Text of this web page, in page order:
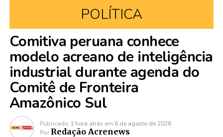
POLÍTICA
Comitiva peruana conhece
modelo acreano de inteligência
industrial durante agenda do
Comitê de Fronteira
Amazônico Sul
Publicado 1 hora atrás em 6 de agosto de 2026
Por Redação Acrenews